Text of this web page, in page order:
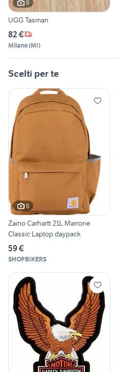
6
UGG Tasman
82 €
Milano(MI)
Scelti per te
6
Zaino Carhartt 21L Marrone
Classic Laptop daypack
59 €
SHOPBIKERS